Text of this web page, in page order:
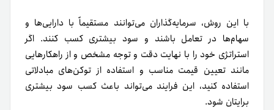
با این روش، سرمایه‌گذاران می‌توانند مستقیماً با دارایی‌ها و
سهام‌ها در تعامل ‌‌باشند و سود بیشتری کسب کنند. اگر
استراتژی خود را با نهایت دقت و توجه مشخص و از راهکارهایی
مانند تعیین قیمت مناسب و استفاده از توکن‌های مبادلاتی
استفاده کنید، این فرایند می‌تواند باعث کسب سود بیشتری
برایتان شود.